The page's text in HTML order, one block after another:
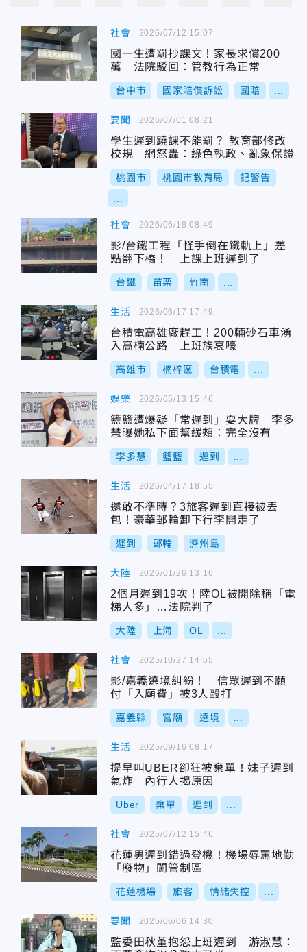
社會
國一生遭罰抄課文！家長求償200
萬 法院駁回：管教行為正常
台中市 國家賠償訴訟 國賠
2026/07/12 15:07
要聞
學生遲到蹺課不能罰？ 教育部修改
校規 網怒轟：綠色執政、亂象保證
桃園市 桃園市教育局 記警告
2026/07/01 08:21
社會
影/台鐵工程「怪手倒在鐵軌上」差
點翻下橋！ 上課上班遲到了
台鐵 苗栗 竹南
2026/06/18 08:49
生活
台積電高雄廠趕工！200輛砂石車湧
入高楠公路 上班族哀嚎
高雄市 楠梓區 台積電
2026/06/17 17:49
娛樂
籃籃遭爆疑「常遲到」耍大牌 李多
慧曝她私下面幫緩頰：完全沒有
李多慧 籃籃 遲到
2026/05/13 15:46
生活
還敢不準時？3旅客遲到直接被丟
包！豪華郵輪卸下行李開走了
遲到 郵輪 濟州島
2026/04/17 18:55
大陸
2個月遲到19次！陸OL被開除稱「電
梯人多」…法院判了
大陸 上海 OL
2026/01/26 13:16
社會
影/嘉義遶境糾紛！ 信眾遲到不願
付「入廟費」被3人毆打
嘉義縣 宮廟 遶境
2025/10/27 14:55
生活
提早叫UBER卻狂被棄單！妹子遲到
氣炸 內行人揭原因
Uber 棄單 遲到
2025/09/16 08:17
社會
花蓮男遲到錯過登機！機場辱罵地勤
「廢物」闖管制區
花蓮機場 旅客 情緒失控
2025/07/12 15:46
要聞
監委田秋堇抱怨上班遲到 游淑慧：
2025/06/06 14:30